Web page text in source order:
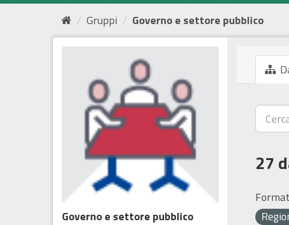
Gruppi
Governo e settore pubblico
Governo e settore pubblico
27